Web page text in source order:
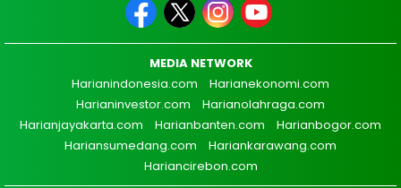
MEDIA NETWORK
Harianindonesia.com
Harianekonomi.com
Harianinvestor.com
Harianolahraga.com
Harianjayakarta.com
Harianbanten.com
Harianbogor.com
Hariansumedang.com
Hariankarawang.com
Hariancirebon.com